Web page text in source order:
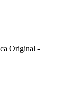
Original -